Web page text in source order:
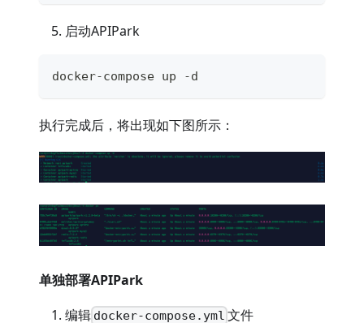
启动APIPark
docker-compose up -d
执行完成后，将出现如下图所示：
单独部署APIPark
编辑 docker-compose.yml 文件